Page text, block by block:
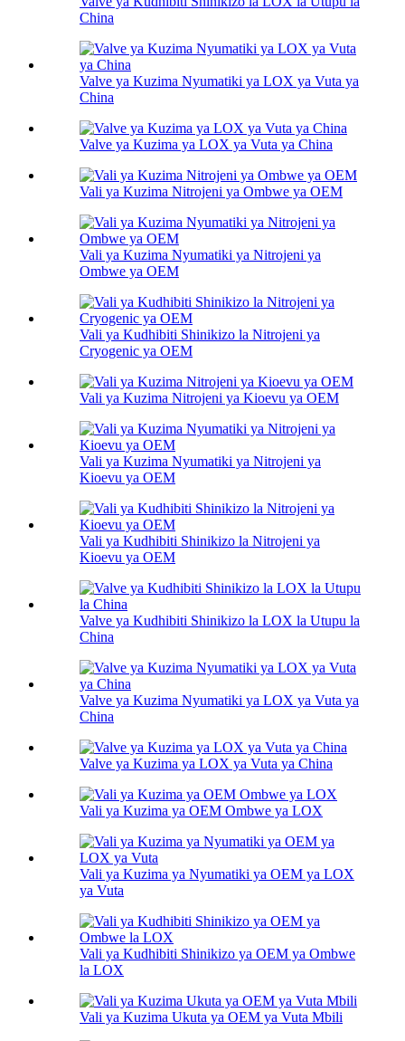
China
Valve ya Kuzima Nyumatiki ya LOX ya Vuta ya
China
Valve ya Kuzima ya LOX ya Vuta ya China
Vali ya Kuzima Nitrojeni ya Ombwe ya OEM
Vali ya Kuzima Nyumatiki ya Nitrojeni ya
Ombwe ya OEM
Vali ya Kudhibiti Shinikizo la Nitrojeni ya
Cryogenic ya OEM
Vali ya Kuzima Nitrojeni ya Kioevu ya OEM
Vali ya Kuzima Nyumatiki ya Nitrojeni ya
Kioevu ya OEM
Vali ya Kudhibiti Shinikizo la Nitrojeni ya
Kioevu ya OEM
Valve ya Kudhibiti Shinikizo la LOX la Utupu la
China
Valve ya Kuzima Nyumatiki ya LOX ya Vuta ya
China
Valve ya Kuzima ya LOX ya Vuta ya China
Vali ya Kuzima ya OEM Ombwe ya LOX
Vali ya Kuzima ya Nyumatiki ya OEM ya LOX
ya Vuta
Vali ya Kudhibiti Shinikizo ya OEM ya Ombwe
la LOX
Vali ya Kuzima Ukuta ya OEM ya Vuta Mbili